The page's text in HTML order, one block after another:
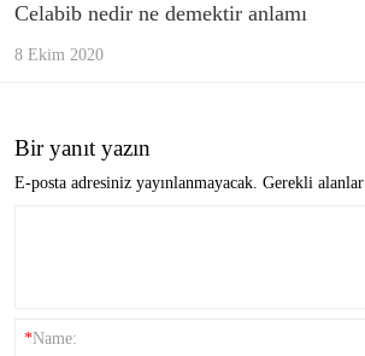
Celabib nedir ne demektir anlamı
8 Ekim 2020
Bir yanıt yazın
E-posta adresiniz yayınlanmayacak. Gerekli alanlar
*Name: